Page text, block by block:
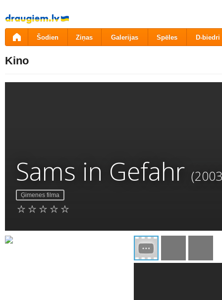
Pāriet
uz
saturu
Šodien Ziņas Galerijas Spēles D-biedri
Kino
Sams in Gefahr
Ģimenes filma